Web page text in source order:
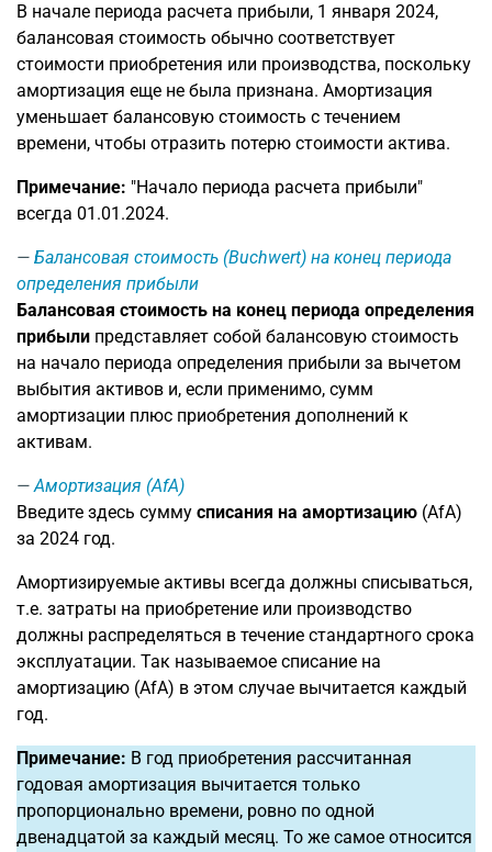
В начале периода расчета прибыли, 1 января 2024,
балансовая стоимость обычно соответствует
стоимости приобретения или производства, поскольку
амортизация еще не была признана. Амортизация
уменьшает балансовую стоимость с течением
времени, чтобы отразить потерю стоимости актива.
Примечание: "Начало периода расчета прибыли"
всегда 01.01.2024.
Балансовая стоимость (Buchwert) на конец периода
определения прибыли
Балансовая стоимость на конец периода определения
прибыли представляет собой балансовую стоимость
на начало периода определения прибыли за вычетом
выбытия активов и, если применимо, сумм
амортизации плюс приобретения дополнений к
активам.
Амортизация (AfA)
Введите здесь сумму списания на амортизацию (AfA)
за 2024 год.
Амортизируемые активы всегда должны списываться,
т.е. затраты на приобретение или производство
должны распределяться в течение стандартного срока
эксплуатации. Так называемое списание на
амортизацию (AfA) в этом случае вычитается каждый
год.
Примечание: В год приобретения рассчитанная
годовая амортизация вычитается только
пропорционально времени, ровно по одной
двенадцатой за каждый месяц. То же самое относится